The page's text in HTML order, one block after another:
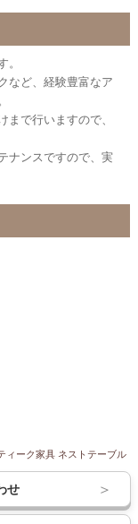
など、経験豊富なア
で行いますので、
ナンスですので、実
ィーク家具 ネストテーブル
せ